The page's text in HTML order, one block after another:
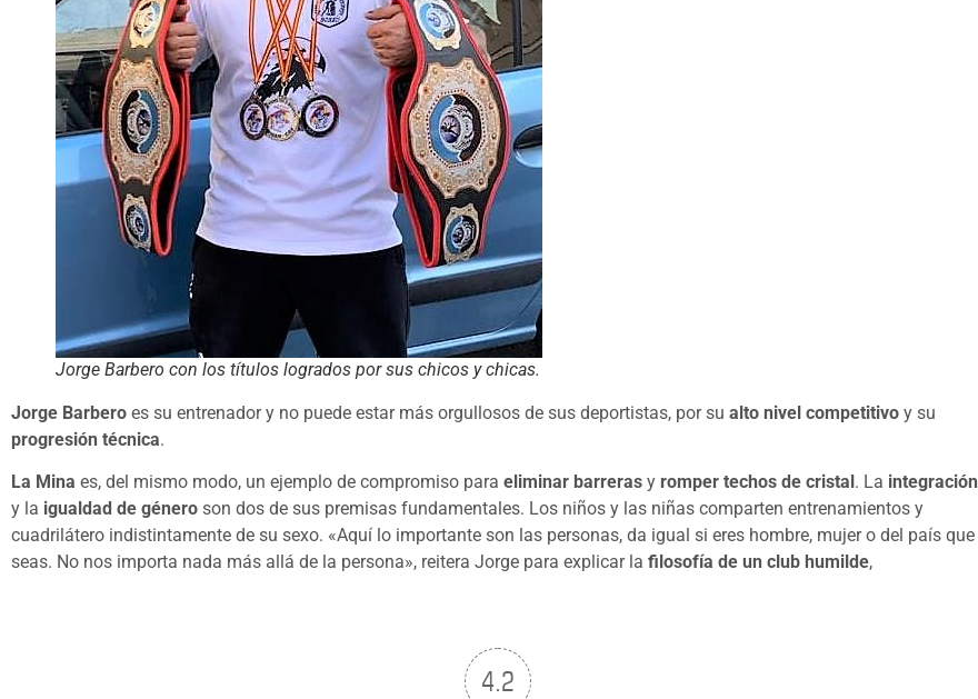
Jorge Barbero con los títulos logrados por sus chicos y chicas.
Jorge Barbero es su entrenador y no puede estar más orgullosos de sus deportistas, por su alto nivel competitivo y su
progresión técnica.
La Mina es, del mismo modo, un ejemplo de compromiso para eliminar barreras y romper techos de cristal . La integración
y la igualdad de género son dos de sus premisas fundamentales. Los niños y las niñas comparten entrenamientos y
cuadrilátero indistintamente de su sexo. «Aquí lo importante son las personas, da igual si eres hombre, mujer o del país que
seas. No nos importa nada más allá de la persona», reitera Jorge para explicar la filosofía de un club humilde,
4.2